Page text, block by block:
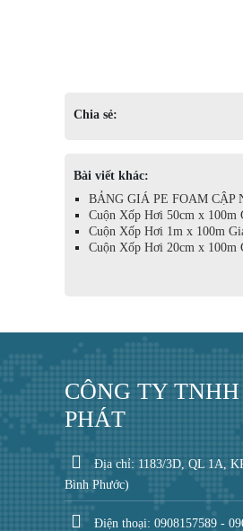
Chia sẻ:
Bài viết khác:
BẢNG GIÁ PE FOAM CẬP
Cuộn Xốp Hơi 50cm x
Cuộn Xốp Hơi 1m x 100m
Cuộn Xốp Hơi 20cm x 100m
CÔNG TY
PHÁT
Địa chỉ: 1183/3D, QL 1A,
Bình Phước)
Điện thoại: 0908157589 -